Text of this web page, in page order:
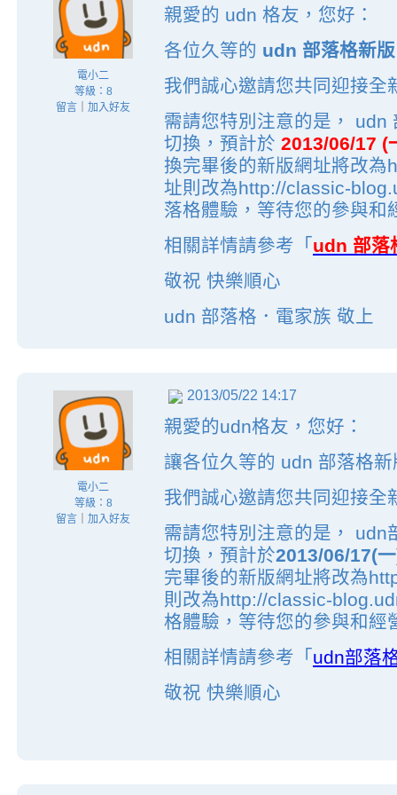
電小二
等級：8
留言
加入好友
親愛的 udn 格友，您好：
各位久等的 udn 部落格新版
我們誠心邀請您共同迎接全
需請您特別注意的是， udn
切換，預計於 2013/06/17 (
換完畢後的新版網址將改
址則改為http://classic-
落格體驗，等待您的參與和
相關詳情請參考「 udn 部落
敬祝 快樂順心
udn 部落格．電家族 敬上
電小二
等級：8
留言
加入好友
2013/05/22 14:17
親愛的udn格友，您好：
讓各位久等的 udn 部落格
我們誠心邀請您共同迎接全
需請您特別注意的是， udn
切換，預計於2013/06/17(
完畢後的新版網址將改為
則改為http://classic-
格體驗，等待您的參與和經
相關詳情請參考「 udn部落
敬祝 快樂順心